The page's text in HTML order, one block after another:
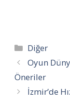
Kategoriler
Diğer
Oyun
Öneriler
İzmir’de